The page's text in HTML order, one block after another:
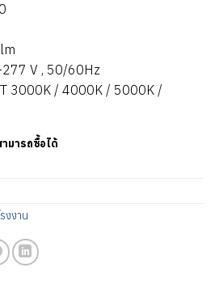
V , 50/60Hz
3000K / 4000K / 5000K /
มารถซื้อได้
รงงาน